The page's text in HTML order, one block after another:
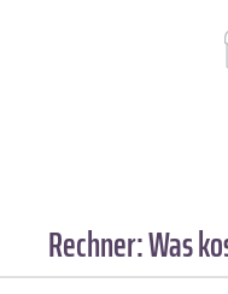
Rechner: Was